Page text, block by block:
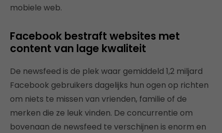
mobiele web.
Facebook bestraft websites met
content van lage kwaliteit
De newsfeed is de plek waar gemiddeld 1,2 miljard
Facebook gebruikers dagelijks hun ogen op richten
om niets te missen van vrienden, familie of de
merken die ze leuk vinden. De concurrentie om
bovenaan de newsfeed te verschijnen is enorm en